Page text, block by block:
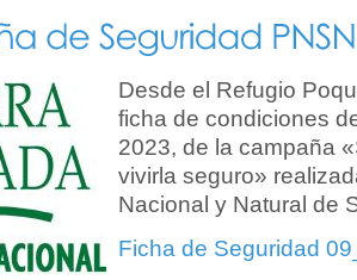
Desde el Refugio
ficha de condiciones
2023, de la campaña
vivirla seguro»
Nacional y Natural de
Ficha de Seguridad